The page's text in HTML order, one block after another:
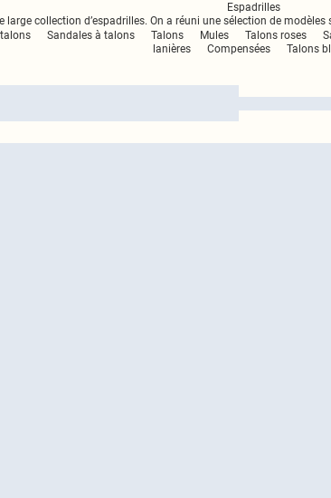
Espadrilles
collection d’espadrilles. On a réuni une sélection de
Sandales à talons Talons Mules Talons roses
lanières
Compensées Talons